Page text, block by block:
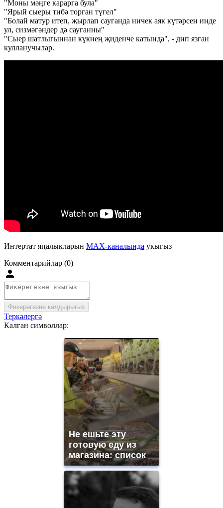
"Моны мәңге карарга була"
"Ярый сыеры тибә торган түгел"
"Болай матур итеп, җырлап сауганда ничек аяк күтәрсен инде
ул, сизмәгәндер дә сауганны"
"Сыер шатлыгыннан күкнең җиденче катында", - дип язган
кулланучылар.
Интертат яңалыкларын MAX-каналында укыгыз
Комментарийлар (0)
Фикерегезне калдырыгыз
Теркәлергә
Калган символлар:
Не ешьте эту
готовую еду из
магазина: список